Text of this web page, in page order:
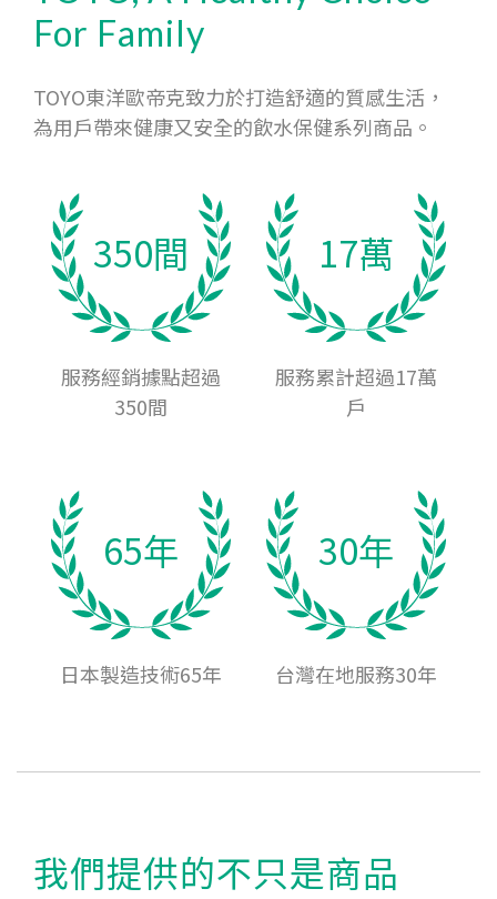
For Family
TOYO東洋歐帝克致力於打造舒適的質感生活，
為用戶帶來健康又安全的飲水保健系列商品。
350間
服務經銷據點超過
350間
17萬
服務累計超過17萬
戶
65年
日本製造技術65年
30年
台灣在地服務30年
我們提供的不只是商品